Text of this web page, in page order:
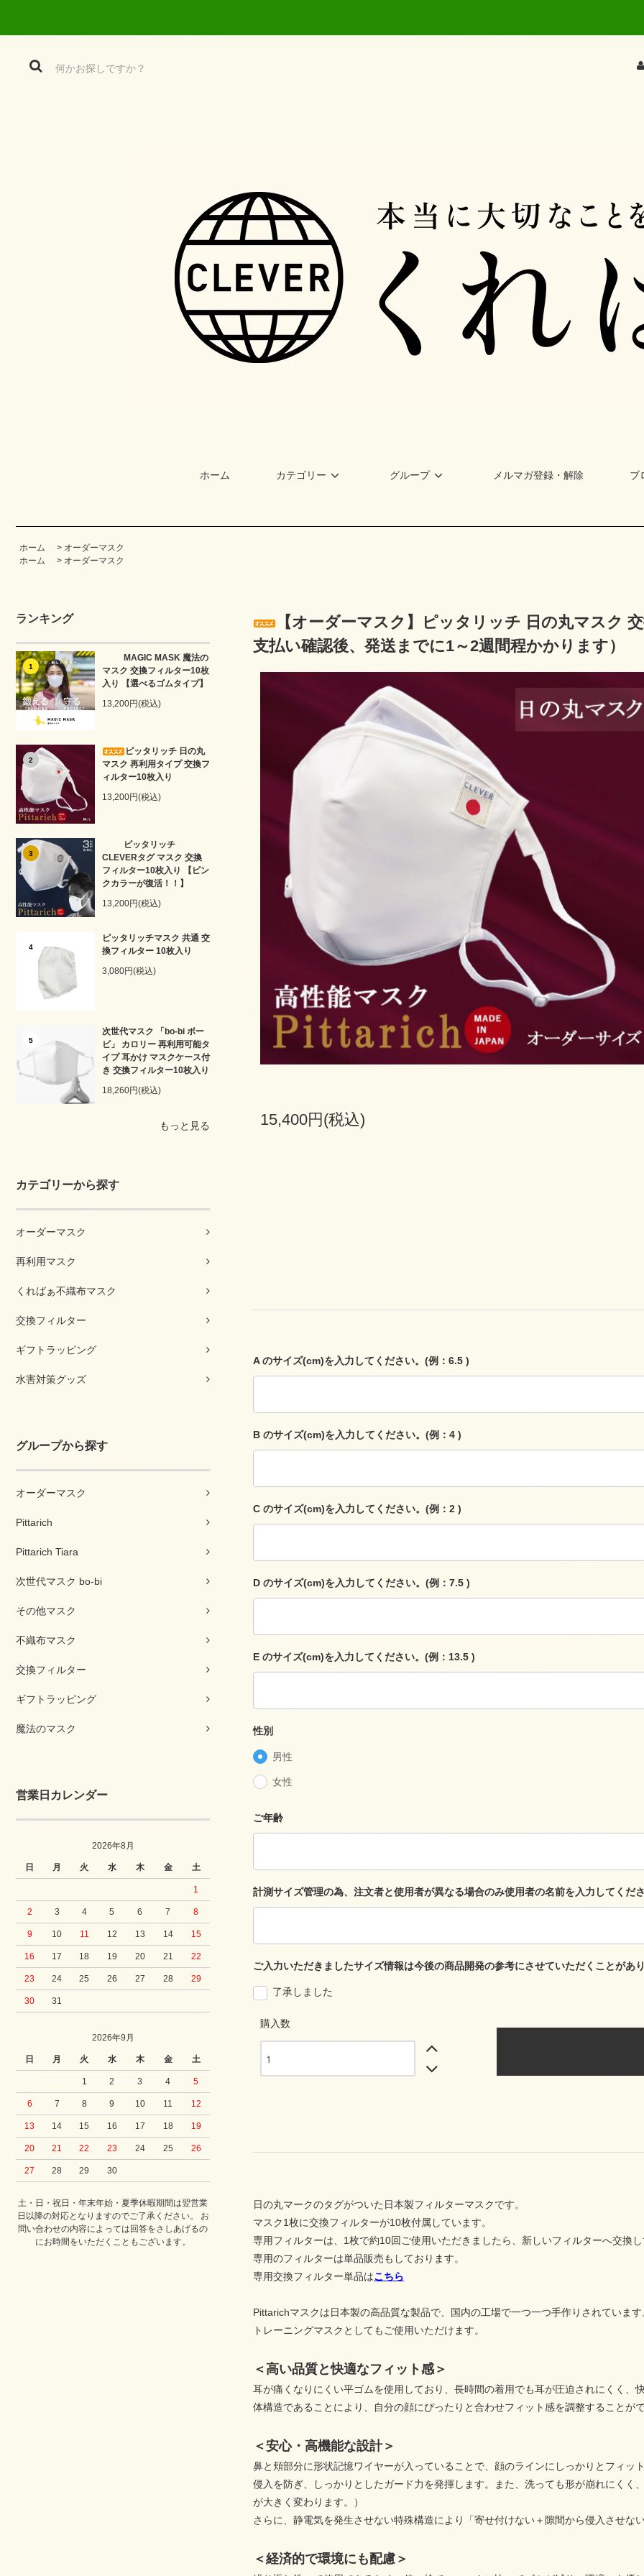
ホーム カテゴリー グループ メルマガ登録・解除 ブ
ホーム > オーダーマスク
ホーム
> オーダーマスク
ランキング
1
MAGIC MASK 魔法の
マスク 交換フィルター10枚
入り 【選べるゴムタイプ】
13,200円(税込)
2
ピッタリッチ 日の丸
マスク 再利用タイプ 交換フ
ィルター10枚入り
13,200円(税込)
3
ピッタリッチ
CLEVERタグ マスク 交換
フィルター10枚入り 【ピン
クカラーが復活！！】
13,200円(税込)
4
ピッタリッチマスク 共通 交
換フィルター 10枚入り
3,080円(税込)
5
次世代マスク 「bo-bi ボー
ビ」 カロリー 再利用可能タ
イプ 耳かけ マスクケース付
き 交換フィルター10枚入り
18,260円(税込)
もっと見る
カテゴリーから探す
オーダーマスク
再利用マスク
くればぁ不織布マスク
交換フィルター
ギフトラッピング
水害対策グッズ
グループから探す
オーダーマスク
Pittarich
Pittarich Tiara
次世代マスク bo-bi
その他マスク
不織布マスク
交換フィルター
ギフトラッピング
魔法のマスク
営業日カレンダー
2026年8月
日 月 火 水 木 金 土
1
2 3 4 5 6 7 8
9 10 11 12 13 14 15
16 17 18 19 20 21 22
23 24 25 26 27 28 29
30 31
2026年9月
日 月 火 水 木 金 土
1 2 3 4 5
6 7 8 9 10 11 12
13 14 15 16 17 18 19
20 21 22 23 24 25 26
27 28 29 30
土・日・祝日・年末年始・夏季休暇期間は翌営業
日以降の対応となりますのでご了承ください。 お
問い合わせの内容によっては回答をさしあげるの
にお時間をいただくこともございます。
【オーダーマスク】ピッタリッチ 日の丸マスク
支払い確認後、発送までに1～2週間程かかります）
15,400円(税込)
A のサイズ(cm)を入力してください。(例：6.5 )
B のサイズ(cm)を入力してください。(例：4 )
C のサイズ(cm)を入力してください。(例：2 )
D のサイズ(cm)を入力してください。(例：7.5 )
E のサイズ(cm)を入力してください。(例：13.5 )
性別
男性
女性
ご年齢
計測サイズ管理の為、注文者と使用者が異なる場合のみ使用者の名前を入力してくだ
ご入力いただきましたサイズ情報は今後の商品開発の参考にさせていただくことが
了承しました
購入数
日の丸マークのタグがついた日本製フィルターマスクです。
マスク1枚に交換フィルターが10枚付属しています。
専用フィルターは、1枚で約10回ご使用いただきましたら、新しいフィルターへ交換
専用のフィルターは単品販売もしております。
専用交換フィルター単品はこちら
Pittarichマスクは日本製の高品質な製品で、国内の工場で一つ一つ手作りされていま
トレーニングマスクとしてもご使用いただけます。
＜高い品質と快適なフィット感＞
耳が痛くなりにくい平ゴムを使用しており、長時間の着用でも耳が圧迫されにくく
体構造であることにより、自分の顔にぴったりと合わせフィット感を調整することが
＜安心・高機能な設計＞
鼻と頬部分に形状記憶ワイヤーが入っていることで、顔のラインにしっかりとフィ
侵入を防ぎ、しっかりとしたガード力を発揮します。また、洗っても形が崩れにく
が大きく変わります。）
さらに、静電気を発生させない特殊構造により「寄せ付けない＋隙間から侵入させな
＜経済的で環境にも配慮＞